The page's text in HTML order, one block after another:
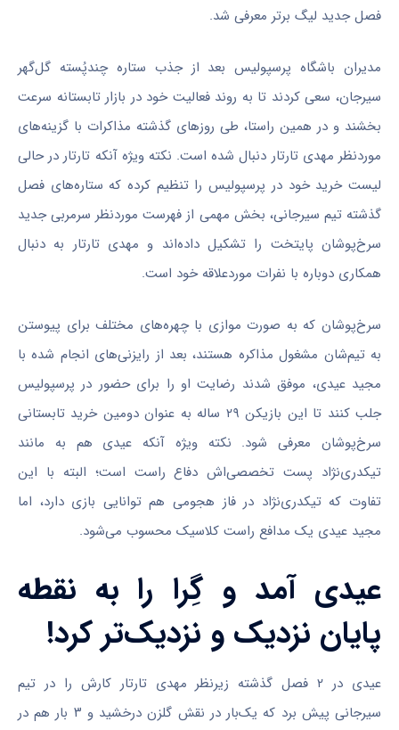
فصل جدید لیگ برتر معرفی شد.
مدیران باشگاه پرسپولیس بعد از جذب ستاره چندپُسته گل‌گهر
سیرجان، سعی کردند تا به روند فعالیت خود در بازار تابستانه سرعت
بخشند و در همین راستا، طی روز‌های گذشته مذاکرات با گزینه‌های
موردنظر مهدی تارتار دنبال شده است. نکته ویژه آنکه تارتار در حالی
لیست خرید خود در پرسپولیس را تنظیم کرده که ستاره‌های فصل
گذشته تیم سیرجانی، بخش مهمی از فهرست موردنظر سرمربی جدید
سرخ‌پوشان پایتخت را تشکیل داده‌اند و مهدی تارتار به دنبال
همکاری دوباره با نفرات موردعلاقه خود است.
سرخ‌پوشان که به صورت موازی با چهره‌های مختلف برای پیوستن
به تیم‌شان مشغول مذاکره هستند، بعد از رایزنی‌های انجام شده با
مجید عیدی، موفق شدند رضایت او را برای حضور در پرسپولیس
جلب کنند تا این بازیکن ۲۹ ساله به عنوان دومین خرید تابستانی
سرخ‌پوشان معرفی شود. نکته ویژه آنکه عیدی هم به مانند
تیکدری‌نژاد پست تخصصی‌اش دفاع راست است؛ البته با این
تفاوت که تیکدری‌نژاد در فاز هجومی هم توانایی بازی دارد، اما
مجید عیدی یک مدافع راست کلاسیک محسوب می‌شود.
عیدی آمد و گِرا را به نقطه
پایان نزدیک و نزدیک‌تر کرد!
عیدی در ۲ فصل گذشته زیرنظر مهدی تارتار کارش را در تیم
سیرجانی پیش برد که یک‌بار در نقش گلزن درخشید و ۳ بار هم در